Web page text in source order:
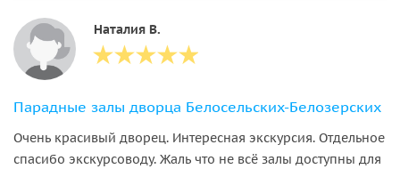
Наталия В.
Парадные залы дворца Белосельских-Белозерских
Очень красивый дворец. Интересная экскурсия. Отдельное
спасибо экскурсоводу. Жаль что не всё залы доступны для